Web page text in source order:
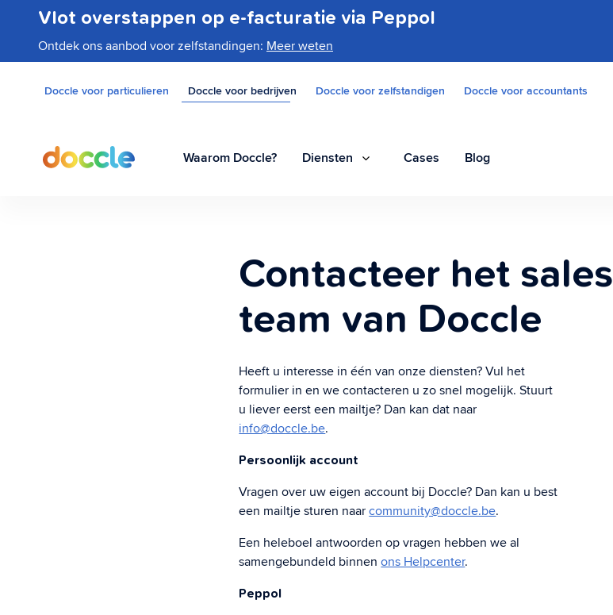
Vlot overstappen op e-facturatie via Peppol
Ontdek ons aanbod voor zelfstandingen: Meer weten
Doccle voor particulieren Doccle voor bedrijven Doccle voor zelfstandigen Doccle voor accountants
Waarom Doccle? Diensten
Verzend via alle kanalen met slechts 1
applicatie
Digitale archivering
Bewaar documenten in een veilig archief.
Aangetekende zendingen
Verstuur aangetekende zendingen
rechtsgeldig
Cases Blog
Contacteer het sales
team van Doccle
Heeft u interesse in één van onze diensten? Vul het
formulier in en we contacteren u zo snel mogelijk. Stuurt
u liever eerst een mailtje? Dan kan dat naar
info@doccle.be.
Persoonlijk account
Vragen over uw eigen account bij Doccle? Dan kan u best
een mailtje sturen naarcommunity@doccle.be.
Een heleboel antwoorden op vragen hebben we al
samengebundeld binnenons Helpcenter.
Peppol